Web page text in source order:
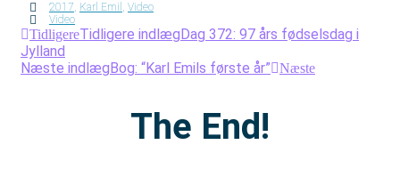
2017, Karl Emil , Video
Video
TidligereTidligere indlæg Dag 372: 97 års fødselsdag i
Jylland
Næste indlæg Bog: “Karl Emils første år” Næste
The End!